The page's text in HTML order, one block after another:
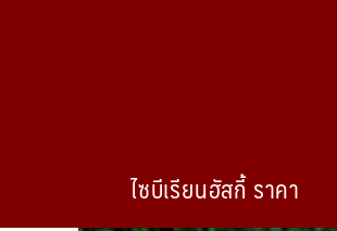
ไซบีเรียนฮัสกี้ ราคา